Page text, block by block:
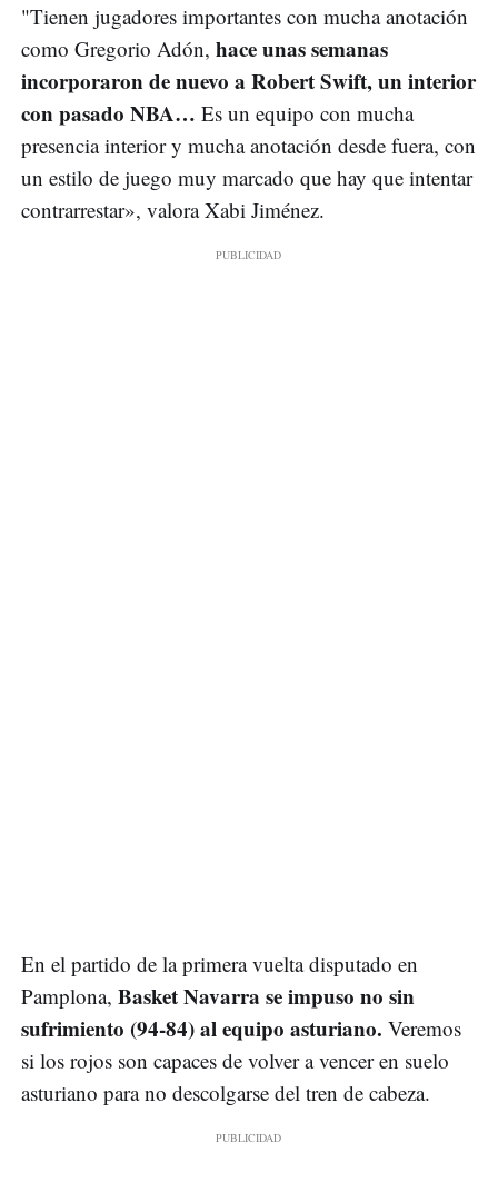
"Tienen jugadores importantes con mucha anotación
como Gregorio Adón, hace unas semanas
incorporaron de nuevo a Robert Swift, un interior
con pasado NBA… Es un equipo con mucha
presencia interior y mucha anotación desde fuera, con
un estilo de juego muy marcado que hay que intentar
contrarrestar», valora Xabi Jiménez.
En el partido de la primera vuelta disputado en
Pamplona, Basket Navarra se impuso no sin
sufrimiento (94-84) al equipo asturiano. Veremos
si los rojos son capaces de volver a vencer en suelo
asturiano para no descolgarse del tren de cabeza.